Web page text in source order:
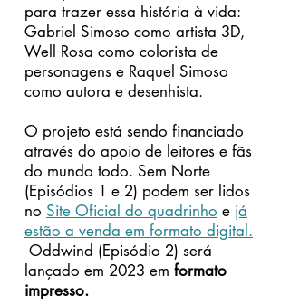
para trazer essa história à vida:
Gabriel Simoso como artista 3D,
Well Rosa como colorista de
personagens e Raquel Simoso
como autora e desenhista.
O projeto está sendo financiado
através do apoio de leitores e fãs
do mundo todo. Sem Norte
(Episódios 1 e 2) podem ser lidos
no Site Oficial do quadrinho e já
estão a venda em formato digital.
Oddwind (Episódio 2) será
lançado em 2023 em formato
impresso.